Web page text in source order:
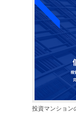
投資マンション